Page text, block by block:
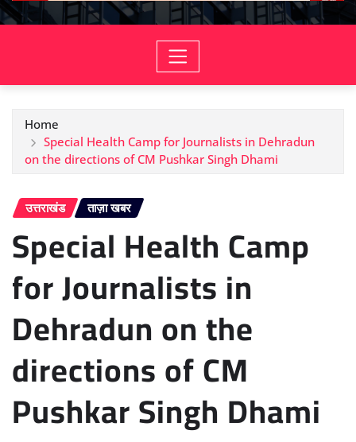
Home
Special Health Camp for Journalists in Dehradun
on the directions of CM Pushkar Singh Dhami
उत्तराखंड ताज़ा खबर
Special Health Camp
for Journalists in
Dehradun on the
directions of CM
Pushkar Singh Dhami